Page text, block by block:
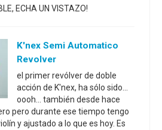
ECHA UN VISTAZO!
K'nex Semi Automatico
Revolver
el primer revólver de doble
acción de K'nex, ha sólo sido...
oooh... también desde hace
pero durante ese tiempo tengo
y ajustado a lo que es hoy. Es